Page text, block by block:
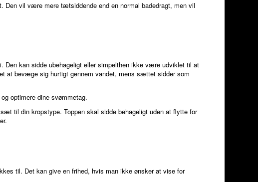
vil være mere tætsiddende end en normal badedragt, men vil
kan sidde ubehageligt eller simpelthen ikke være udviklet til at
at bevæge sig hurtigt gennem vandet, mens sættet sidder som
optimere dine svømmetag.
til din kropstype. Toppen skal sidde behageligt uden at flytte for
til. Det kan give en frihed, hvis man ikke ønsker at vise for